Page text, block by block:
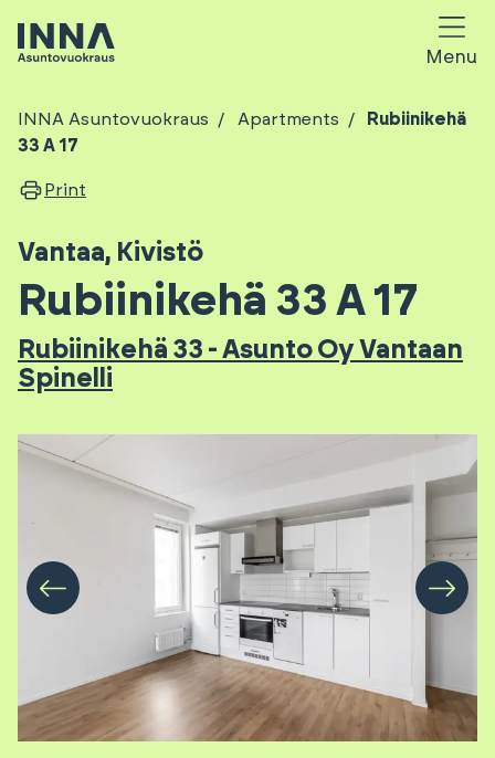
Menu
INNA Asuntovuokraus Apartments
Rubiinikehä
33 A 17
Print
Vantaa, Kivistö
Rubiinikehä 33 A 17
Rubiinikehä 33 - Asunto Oy Vantaan
Spinelli